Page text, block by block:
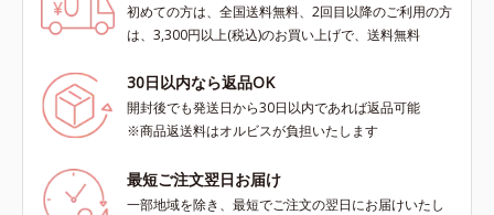
初めての方は、全国送料無料、2回目以降のご利用の方
は、3,300円以上(税込)のお買い上げで、送料無料
30日以内なら返品OK
開封後でも発送日から30日以内であれば返品可能
※商品返送料はオルビスが負担いたします
最短ご注文翌日お届け
一部地域を除き、最短でご注文の翌日にお届けいたし